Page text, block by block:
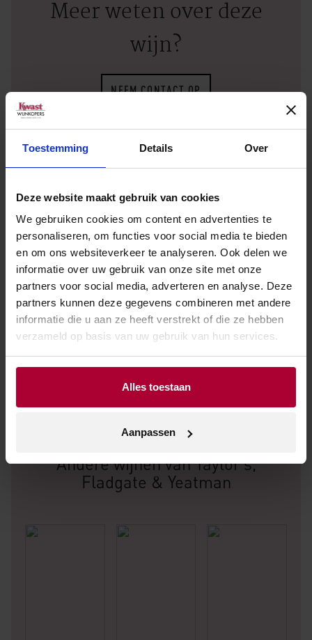
Toestemming Details Over
Deze website maakt gebruik van cookies
We gebruiken cookies om content en advertenties te
personaliseren, om functies voor social media te bieden
en om ons websiteverkeer te analyseren. Ook delen we
informatie over uw gebruik van onze site met onze
partners voor social media, adverteren en analyse. Deze
partners kunnen deze gegevens combineren met andere
informatie die u aan ze heeft verstrekt of die ze hebben
verzameld op basis van uw gebruik van hun services.
Alles toestaan
Aanpassen
Meer weten over deze
wijn?
NEEM CONTACT OP
Verkooppunt zoeken
Geen zakelijke klant? Vul dan uw plaatsnaam of
postcode in en vind het dichtstbijzijnde
verkooppunt.
Andere wijnen van Taylor’s,
Fladgate & Yeatman